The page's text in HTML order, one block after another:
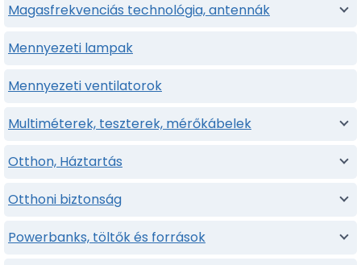
Magasfrekvenciás technológia, antennák
Mennyezeti lampak
Mennyezeti ventilatorok
Multiméterek, teszterek, mérőkábelek
Otthon, Háztartás
Otthoni biztonság
Powerbanks, töltők és források